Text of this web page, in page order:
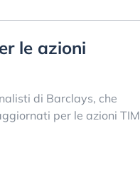
le azioni
di Barclays, che
per le azioni TIM